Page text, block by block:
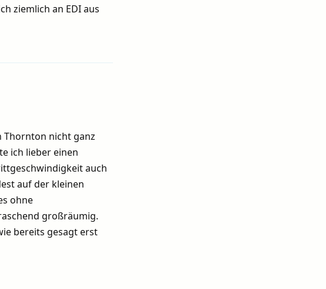
ziemlich an EDI aus
Thornton nicht ganz
ich lieber einen
auch
auf der kleinen
ohne
großräumig.
bereits gesagt erst